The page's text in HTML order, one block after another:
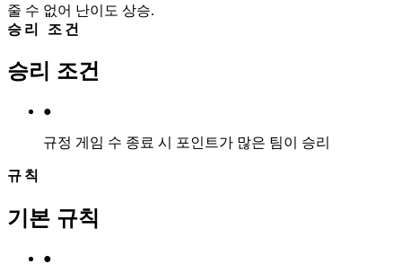
줄 수 없어 난이도 상승.
승리 조건
승리 조건
●
규정 게임 수 종료 시 포인트가 많은 팀이 승리
규칙
기본 규칙
●